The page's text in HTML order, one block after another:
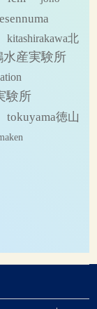
kitashirakawa北
水産実験所
験所
tokuyama徳山